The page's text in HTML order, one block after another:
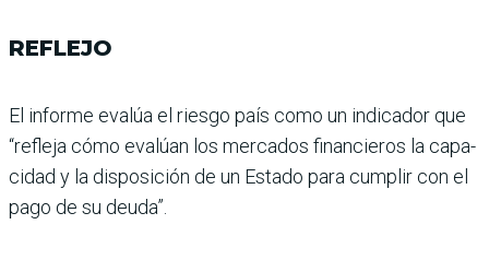
REFLEJO
El informe evalúa el riesgo país como un indicador que
“refleja cómo evalúan los mercados financieros la capa­
cidad y la disposición de un Estado para cumplir con el
pago de su deuda”.